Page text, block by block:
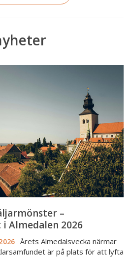
–
Almedalen 2026
Årets Almedalsvecka närmar
är på plats för att lyfta